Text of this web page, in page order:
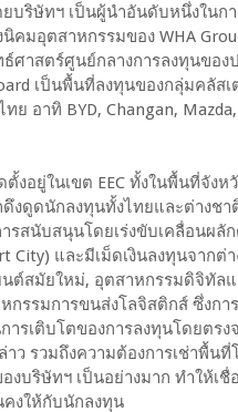
บริษัทฯ เป็นผู้นำอันดับหนึ่งใน
คมอุตสาหกรรมของ WHA
ศาสตร์ศูนย์กลางการลงทุนของ
เป็นพื้นที่ลงทุนของกลุ่มคลัส
อาทิ BYD, Changan, Mazda,
งอยู่ในเขต EEC ทั้งในพื้นที่จังห
ดูดนักลงทุนทั้งไทยและต่างชา
ารสนับสนุนโดยเร่งขับเคลื่อนผ
และมีเม็ดเงินลงทุนจากต่า
ต์สมัยใหม่, อุตสาหกรรมดิจิทัล
รรมการขนส่งโลจิสติกส์ ซึ่งกา
รเติบโตของการลงทุนโดยตรง
ว รวมถึงความต้องการเช่าพื้นที่
งบริษัทฯ เป็นอย่างมาก ทำให้เ
คงให้กับนักลงทุน